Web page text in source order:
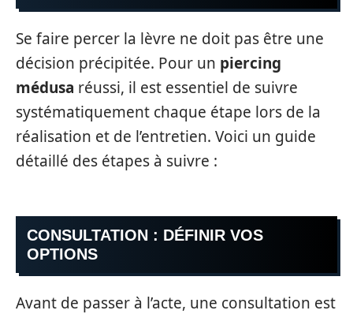
Se faire percer la lèvre ne doit pas être une
décision précipitée. Pour un piercing
médusa réussi, il est essentiel de suivre
systématiquement chaque étape lors de la
réalisation et de l’entretien. Voici un guide
détaillé des étapes à suivre :
CONSULTATION : DÉFINIR VOS
OPTIONS
Avant de passer à l’acte, une consultation est